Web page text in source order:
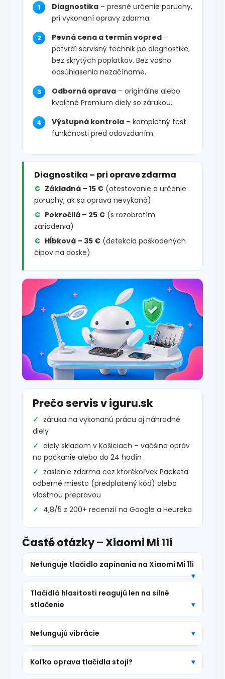
Diagnostika – presné určenie poruchy,
pri vykonaní opravy zdarma.
Pevná cena a termín vopred –
potvrdí servisný technik po diagnostike,
bez skrytých poplatkov. Bez vášho
odsúhlasenia nezačíname.
Odborná oprava – originálne alebo
kvalitné Premium diely so zárukou.
Výstupná kontrola – kompletný test
funkčnosti pred odovzdaním.
Diagnostika – pri oprave zdarma
Základná – 15 € (otestovanie a určenie
poruchy, ak sa oprava nevykoná)
Pokročilá – 25 € (s rozobratím
zariadenia)
Hĺbková – 35 € (detekcia poškodených
čipov na doske)
Prečo servis v iguru.sk
záruka na vykonanú prácu aj náhradné
diely
diely skladom v Košiciach – väčšina opráv
na počkanie alebo do 24 hodín
zaslanie zdarma cez ktorékoľvek Packeta
odberné miesto (predplatený kód) alebo
vlastnou prepravou
4,8/5 z 200+ recenzií na Google a Heureka
Časté otázky – Xiaomi Mi 11i
Nefunguje tlačidlo zapínania na Xiaomi Mi 11i
Tlačidlá hlasitosti reagujú len na silné
stlačenie
Nefungujú vibrácie
Koľko oprava tlačidla stojí?